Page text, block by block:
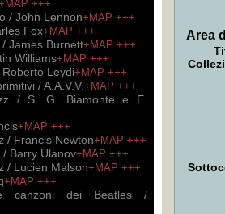
+++
/ John Lennon+MAP +++
Fox+MAP +++
James Burnett+MAP +++
Williams+MAP +++
Leydi+MAP +++
/ A.A.V.V. +MAP +++
/ S. G. Biamonte e E.
+MAP +++
/ Francis Newton+MAP +++
Barry Ulanov+MAP +++
/ Lucien Malson+MAP +++
+MAP +++
canzoni dei Beatles /
Area